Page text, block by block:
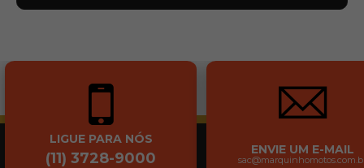
LIGUE PARA NÓS
(11) 3728-9000 ENVIE UM E-MAIL